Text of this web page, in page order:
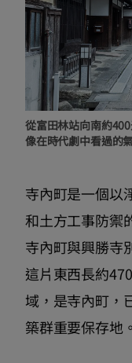
從富田林站向南約
像在時代劇中看過的
寺內町是一個以
和土方工事防禦
寺內町與興勝寺
這片東西長約
域，是寺內町，
築群重要保存地。